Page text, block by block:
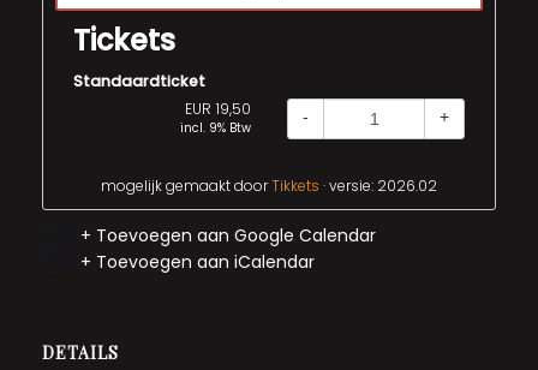
Tickets
Standaardticket
EUR 19,50
incl. 9% Btw
- +
mogelijk gemaakt doorTikkets · versie: 2026.02
+ Toevoegen aan Google Calendar
+ Toevoegen aan iCalendar
DETAILS